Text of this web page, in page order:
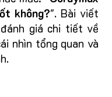
không?". Bài viết
giá chi tiết về
nhìn tổng quan và